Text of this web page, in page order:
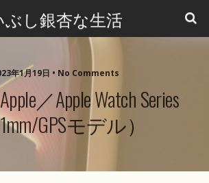
ぶし銀杏な生活
年1月19日 • No Comments
／Apple Watch Series
GPSモデル）